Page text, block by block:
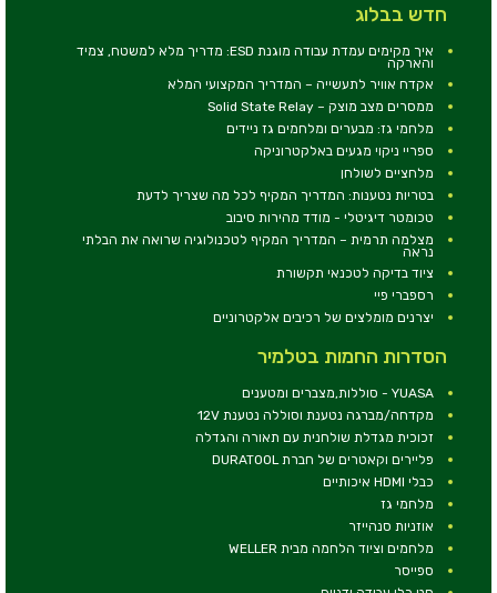
חדש בבלוג
איך מקימים עמדת עבודה מוגנת ESD: מדריך מלא למשטח, צמיד
והארקה
אקדח אוויר לתעשייה – המדריך המקצועי המלא
ממסרים מצב מוצק – Solid State Relay
מלחמי גז: מבערים ומלחמים גז ניידים
ספריי ניקוי מגעים באלקטרוניקה
מלחציים לשולחן
בטריות נטענות: המדריך המקיף לכל מה שצריך לדעת
טכומטר דיגיטלי - מודד מהירות סיבוב
מצלמה תרמית – המדריך המקיף לטכנולוגיה שרואה את הבלתי
נראה
ציוד בדיקה לטכנאי תקשורת
רספברי פיי
יצרנים מומלצים של רכיבים אלקטרוניים
הסדרות החמות בטלמיר
YUASA - סוללות,מצברים ומטענים
מקדחה/מברגה נטענת וסוללה נטענת 12V
זכוכית מגדלת שולחנית עם תאורה והגדלה
פליירים וקאטרים של חברת DURATOOL
כבלי HDMI איכותיים
מלחמי גז
אוזניות סנהייזר
מלחמים וציוד הלחמה מבית WELLER
ספייסר